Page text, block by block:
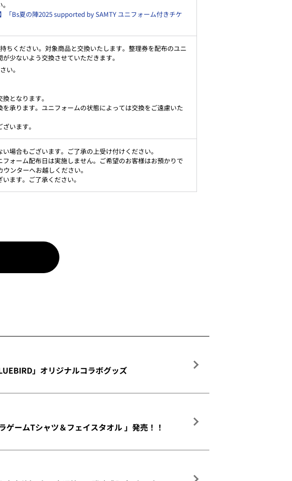
「Bs夏の陣2025 supported by SAMTY ユニフォーム付きチケ
ちください。対象商品と交換いたします。整理券を配布のユニ
少ないよう交換させていただきます。
い。
となります。
承ります。ユニフォームの状態によっては交換をご遠慮いた
います。
場合もございます。ご了承の上受け付けください。
ォーム配布日は実施しません。ご希望のお客様はお預かりで
ンターへお越しください。
ます。ご了承ください。
」オリジナルコラボグッズ
ゲームTシャツ＆フェイスタオル 」発売！！